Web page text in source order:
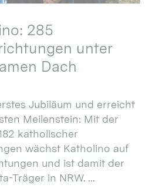
285
unter
Dach
Jubiläum und erreicht
Meilenstein: Mit der
katholischer
wächst Katholino auf
und ist damit der
Träger in NRW. ...